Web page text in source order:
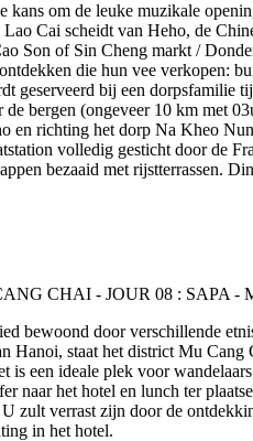
om de leuke muzikale
Cai scheidt van Heho, de
Son of Sin Cheng markt /
die hun vee verkopen:
bij een dorpsfamilie
bergen (ongeveer 10 km met
en richting het dorp Na Kheo
volledig gesticht door de
bezaaid met rijstterrassen.
bewoond door verschillende
staat het district Mu Cang
is een ideale plek voor
naar het hotel en lunch ter
zult verrast zijn door de
in het hotel.